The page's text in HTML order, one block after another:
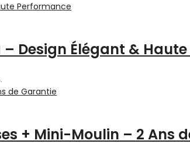
– Design Élégant &
Le prix actuel est : د.م.719.10.
+ Mini-Moulin – 2 Ans